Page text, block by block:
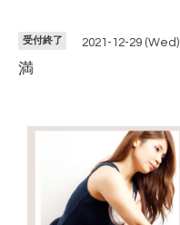
受付終了 2021-12-29 (Wed)
満